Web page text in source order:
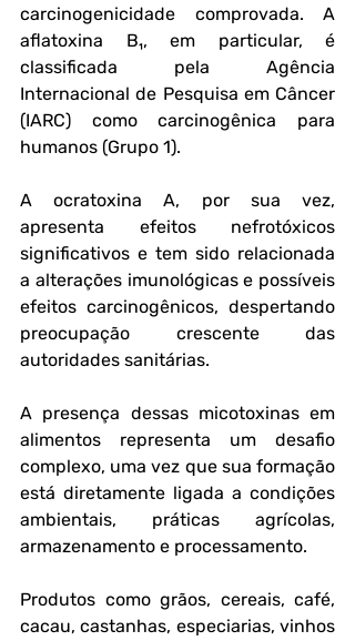
carcinogenicidade comprovada. A
aflatoxina B₁, em particular, é
classificada pela Agência
Internacional de Pesquisa em Câncer
(IARC) como carcinogênica para
humanos (Grupo 1).
A ocratoxina A, por sua vez,
apresenta efeitos nefrotóxicos
significativos e tem sido relacionada
a alterações imunológicas e possíveis
efeitos carcinogênicos, despertando
preocupação crescente das
autoridades sanitárias.
A presença dessas micotoxinas em
alimentos representa um desafio
complexo, uma vez que sua formação
está diretamente ligada a condições
ambientais, práticas agrícolas,
armazenamento e processamento.
Produtos como grãos, cereais, café,
cacau, castanhas, especiarias, vinhos